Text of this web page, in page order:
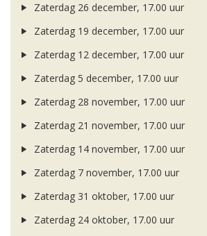
Zaterdag 26 december, 17.00 uur
Zaterdag 19 december, 17.00 uur
Zaterdag 12 december, 17.00 uur
Zaterdag 5 december, 17.00 uur
Zaterdag 28 november, 17.00 uur
Zaterdag 21 november, 17.00 uur
Zaterdag 14 november, 17.00 uur
Zaterdag 7 november, 17.00 uur
Zaterdag 31 oktober, 17.00 uur
Zaterdag 24 oktober, 17.00 uur